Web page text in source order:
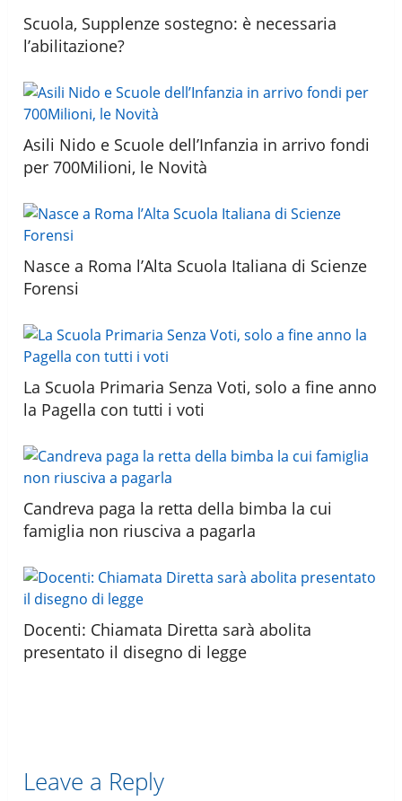
Scuola, Supplenze sostegno: è necessaria
l’abilitazione?
Asili Nido e Scuole dell’Infanzia in arrivo fondi
per 700Milioni, le Novità
Nasce a Roma l’Alta Scuola Italiana di Scienze
Forensi
La Scuola Primaria Senza Voti, solo a fine anno
la Pagella con tutti i voti
Candreva paga la retta della bimba la cui
famiglia non riusciva a pagarla
Docenti: Chiamata Diretta sarà abolita
presentato il disegno di legge
Leave a Reply